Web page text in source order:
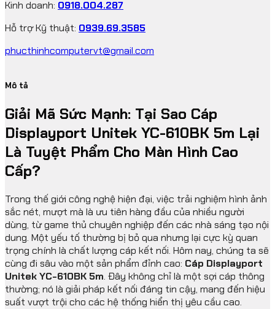
Kinh doanh: 0918.004.287
Hỗ trợ Kỹ thuật: 0939.69.3585
phucthinhcomputervt@gmail.com
Mô tả
Giải Mã Sức Mạnh: Tại Sao Cáp
Displayport Unitek YC-610BK 5m Lại
Là Tuyệt Phẩm Cho Màn Hình Cao
Cấp?
Trong thế giới công nghệ hiện đại, việc trải nghiệm hình ảnh
sắc nét, mượt mà là ưu tiên hàng đầu của nhiều người
dùng, từ game thủ chuyên nghiệp đến các nhà sáng tạo nội
dung. Một yếu tố thường bị bỏ qua nhưng lại cực kỳ quan
trọng chính là chất lượng cáp kết nối. Hôm nay, chúng ta sẽ
cùng đi sâu vào một sản phẩm đỉnh cao: Cáp Displayport
Unitek YC-610BK 5m. Đây không chỉ là một sợi cáp thông
thường; nó là giải pháp kết nối đáng tin cậy, mang đến hiệu
suất vượt trội cho các hệ thống hiển thị yêu cầu cao.